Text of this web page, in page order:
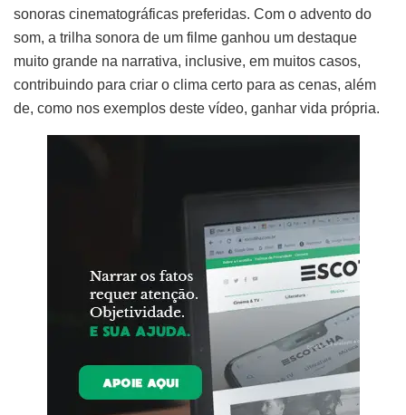
sonoras cinematográficas preferidas. Com o advento do
som, a trilha sonora de um filme ganhou um destaque
muito grande na narrativa, inclusive, em muitos casos,
contribuindo para criar o clima certo para as cenas, além
de, como nos exemplos deste vídeo, ganhar vida própria.